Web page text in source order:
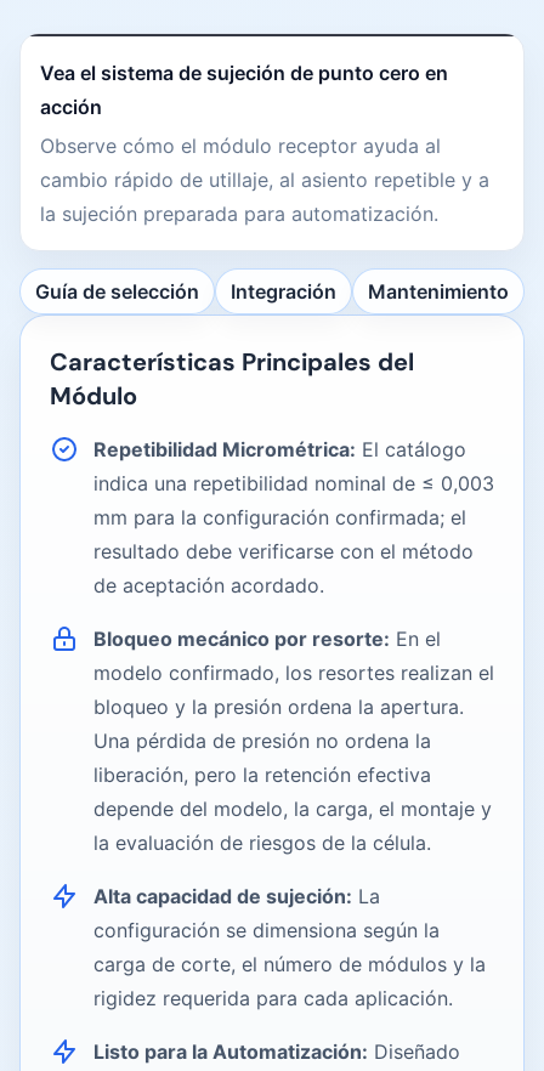
Un vídeo de NEXTAS en inglés muestra la aplicación
Vea el sistema de sujeción de punto cero en
acción
Observe cómo el módulo receptor ayuda al
cambio rápido de utillaje, al asiento repetible y a
la sujeción preparada para automatización.
Guía de selección Integración Mantenimiento
Ir directamente a las tablas de selección, integración y
Características Principales del
Módulo
Repetibilidad Micrométrica: El catálogo
indica una repetibilidad nominal de ≤ 0,003
mm para la configuración confirmada; el
resultado debe verificarse con el método
de aceptación acordado.
Bloqueo mecánico por resorte: En el
modelo confirmado, los resortes realizan el
bloqueo y la presión ordena la apertura.
Una pérdida de presión no ordena la
liberación, pero la retención efectiva
depende del modelo, la carga, el montaje y
la evaluación de riesgos de la célula.
Alta capacidad de sujeción: La
configuración se dimensiona según la
carga de corte, el número de módulos y la
rigidez requerida para cada aplicación.
Listo para la Automatización: Diseñado